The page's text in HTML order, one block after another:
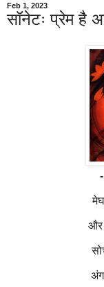
Feb 1, 2023
सॉनेटः प्रेम है
और
अंग